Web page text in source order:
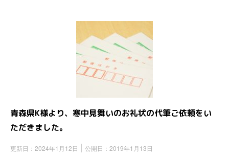
青森県K様より、寒中見舞いのお礼状の代筆ご依頼をい
ただきました。
更新日： 2024年1月12日 公開日： 2019年1月13日